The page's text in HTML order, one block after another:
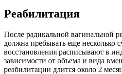
Реабилитация
После радикальной вагинальной
должна пребывать еще несколько
восстановления расписывают в
зависимости от объема и вида
реабилитации длится около 2